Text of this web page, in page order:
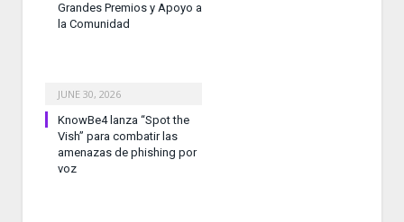
Grandes Premios y Apoyo a
la Comunidad
JUNE 30, 2026
KnowBe4 lanza “Spot the
Vish” para combatir las
amenazas de phishing por
voz